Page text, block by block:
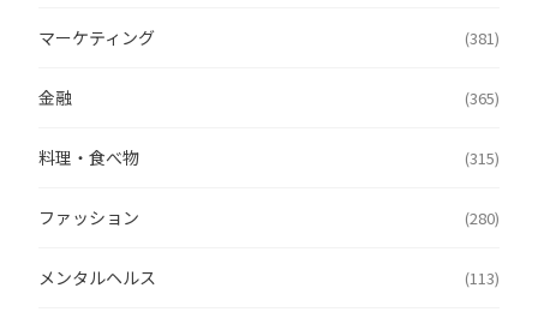
マーケティング (381)
金融 (365)
料理・食べ物 (315)
ファッション (280)
メンタルヘルス (113)